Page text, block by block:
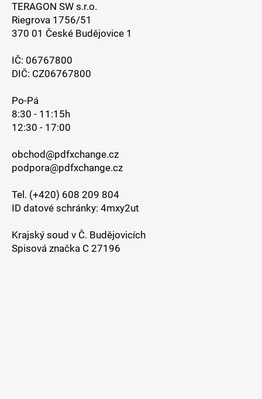
TERAGON SW s.r.o.
Riegrova 1756/51
370 01 České Budějovice 1
IČ: 06767800
DIČ: CZ06767800
Po-Pá
8:30 - 11:15h
12:30 - 17:00
obchod@pdfxchange.cz
podpora@pdfxchange.cz
Tel. (+420) 608 209 804
ID datové schránky: 4mxy2ut
Krajský soud v Č. Budějovicích
Spisová značka C 27196